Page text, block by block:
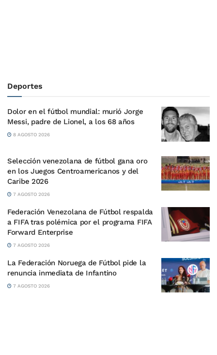
Deportes
Dolor en el fútbol mundial: murió Jorge
Messi, padre de Lionel, a los 68 años
8 AGOSTO 2026
Selección venezolana de fútbol gana oro
en los Juegos Centroamericanos y del
Caribe 2026
7 AGOSTO 2026
Federación Venezolana de Fútbol respalda
a FIFA tras polémica por el programa FIFA
Forward Enterprise
7 AGOSTO 2026
La Federación Noruega de Fútbol pide la
renuncia inmediata de Infantino
7 AGOSTO 2026